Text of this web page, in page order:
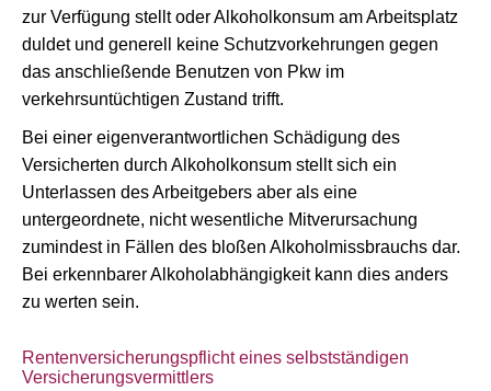
zur Verfügung stellt oder Alkoholkonsum am Arbeitsplatz
duldet und generell keine Schutzvorkehrungen gegen
das anschließende Benutzen von Pkw im
verkehrsuntüchtigen Zustand trifft.
Bei einer eigenverantwortlichen Schädigung des
Versicherten durch Alkoholkonsum stellt sich ein
Unterlassen des Arbeitgebers aber als eine
untergeordnete, nicht wesentliche Mitverursachung
zumindest in Fällen des bloßen Alkoholmissbrauchs dar.
Bei erkennbarer Alkoholabhängigkeit kann dies anders
zu werten sein.
Rentenversicherungspflicht eines selbstständigen
Versicherungsvermittlers